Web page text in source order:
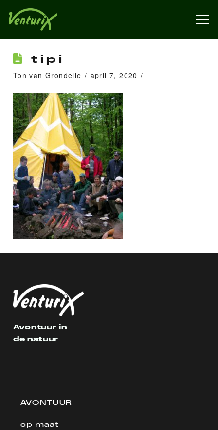
tipi
Ton van Grondelle april 7, 2020
Avontuur in
de natuur
AVONTUUR
op maat